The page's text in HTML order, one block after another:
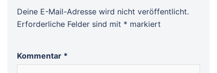
Deine E-Mail-Adresse wird nicht veröffentlicht.
Erforderliche Felder sind mit * markiert
Kommentar *